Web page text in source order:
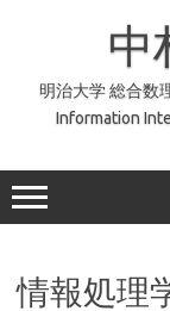
中
明治大学 総合数
Information
情報処理